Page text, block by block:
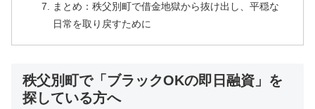
まとめ：秩父別町で借金地獄から抜け出し、平穏な
日常を取り戻すために
秩父別町で「ブラックOKの即日融資」を
探している方へ